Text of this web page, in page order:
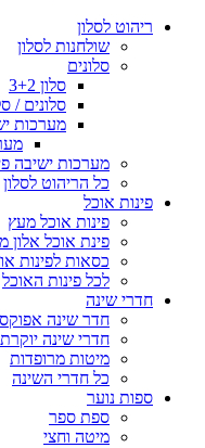
ריהוט לסלון
שולחנות לסלון
סלונים
סלון 3+2
סלונים /
מערכות
מערכות ישיבה
כל הריהוט לסלון
פינות אוכל
פינות אוכל מעץ
פינת אוכל אלון
כסאות לפינות
לכל פינות האוכל
חדרי שינה
חדר שינה
חדרי שינה
מיטות מרופדות
כל חדרי השינה
ספות נוער
ספת ספר
מיטה וחצי